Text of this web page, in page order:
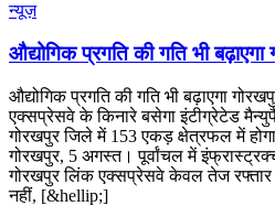
न्यूज़
औद्योगिक प्रगति की गति भी
औद्योगिक प्रगति की गति भी बढ़ाएगा
एक्सप्रेसवे के किनारे बसेगा इंटीग्रेटेड
गोरखपुर जिले में 153 एकड़ क्षेत्रफल में
गोरखपुर, 5 अगस्त। पूर्वांचल में
गोरखपुर लिंक एक्सप्रेसवे केवल तेज रफ्तार
नहीं, [&hellip;]